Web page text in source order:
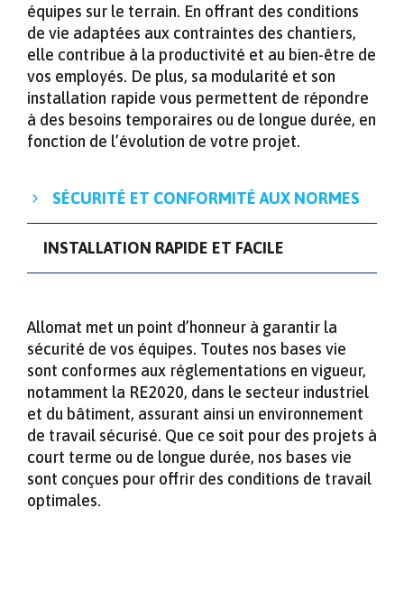
équipes sur le terrain. En offrant des conditions
de vie adaptées aux contraintes des chantiers,
elle contribue à la productivité et au bien-être de
vos employés. De plus, sa modularité et son
installation rapide vous permettent de répondre
à des besoins temporaires ou de longue durée, en
fonction de l’évolution de votre projet.
SÉCURITÉ ET CONFORMITÉ AUX NORMES
INSTALLATION RAPIDE ET FACILE
Allomat met un point d’honneur à garantir la
sécurité de vos équipes. Toutes nos bases vie
sont conformes aux réglementations en vigueur,
notamment la RE2020, dans le secteur industriel
et du bâtiment, assurant ainsi un environnement
de travail sécurisé. Que ce soit pour des projets à
court terme ou de longue durée, nos bases vie
sont conçues pour offrir des conditions de travail
optimales.